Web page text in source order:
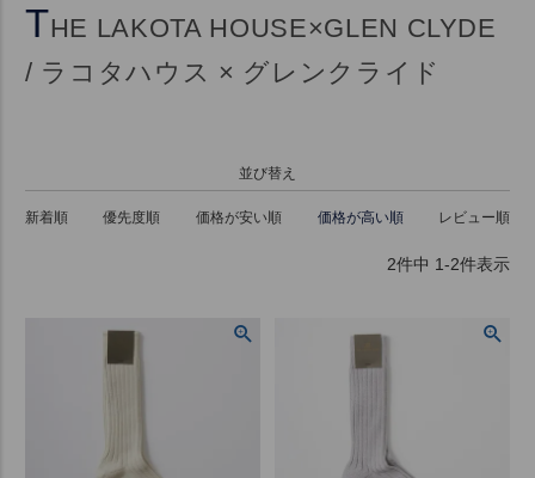
THE LAKOTA HOUSE×GLEN CLYDE
/ ラコタハウス × グレンクライド
並び替え
新着順 優先度順 価格が安い順 価格が高い順 レビュー順
2件中 1-2件表示